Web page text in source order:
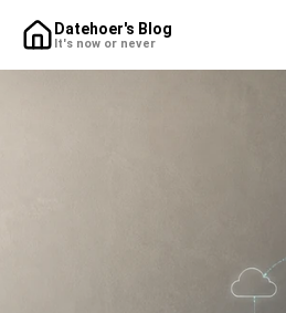
Datehoer's Blog
It's now or never